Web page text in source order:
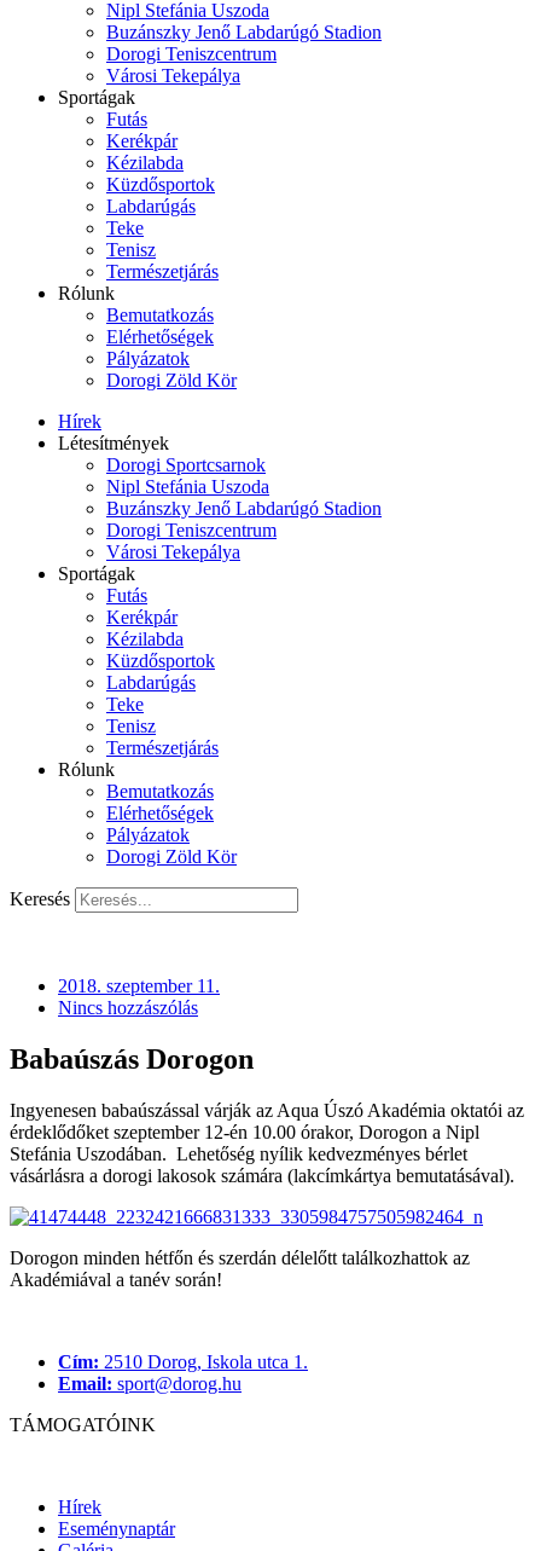
Nipl Stefánia Uszoda
Buzánszky Jenő Labdarúgó Stadion
Dorogi Teniszcentrum
Városi Tekepálya
Sportágak
Futás
Kerékpár
Kézilabda
Küzdősportok
Labdarúgás
Teke
Tenisz
Természetjárás
Rólunk
Bemutatkozás
Elérhetőségek
Pályázatok
Dorogi Zöld Kör
Hírek
Létesítmények
Dorogi Sportcsarnok
Nipl Stefánia Uszoda
Buzánszky Jenő Labdarúgó Stadion
Dorogi Teniszcentrum
Városi Tekepálya
Sportágak
Futás
Kerékpár
Kézilabda
Küzdősportok
Labdarúgás
Teke
Tenisz
Természetjárás
Rólunk
Bemutatkozás
Elérhetőségek
Pályázatok
Dorogi Zöld Kör
Keresés
2018. szeptember 11.
Nincs hozzászólás
Babaúszás Dorogon
Ingyenesen babaúszással várják az Aqua Úszó Akadémia oktatói az
érdeklődőket szeptember 12-én 10.00 órakor, Dorogon a Nipl
Stefánia Uszodában. Lehetőség nyílik kedvezményes bérlet
vásárlásra a dorogi lakosok számára (lakcímkártya bemutatásával).
Dorogon minden hétfőn és szerdán délelőtt találkozhattok az
Akadémiával a tanév során!
Cím: 2510 Dorog, Iskola utca 1.
Email: sport@dorog.hu
TÁMOGATÓINK
Hírek
Eseménynaptár